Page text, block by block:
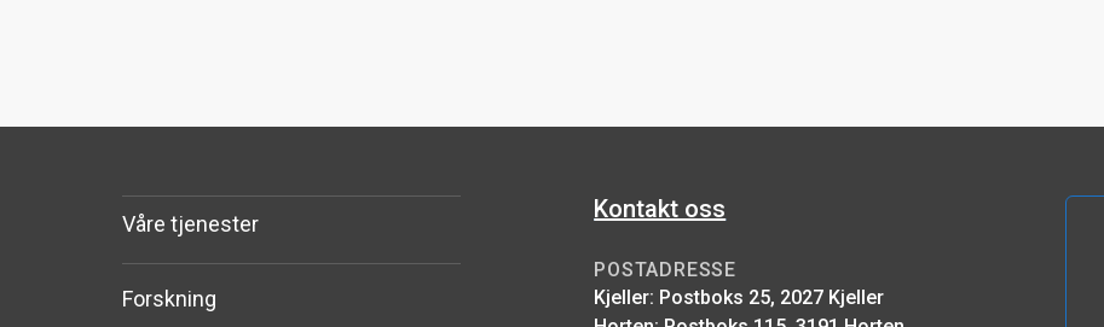
Våre tjenester
Forskning
Kontakt oss
POSTADRESSE
Kjeller: Postboks 25, 2027 Kjeller